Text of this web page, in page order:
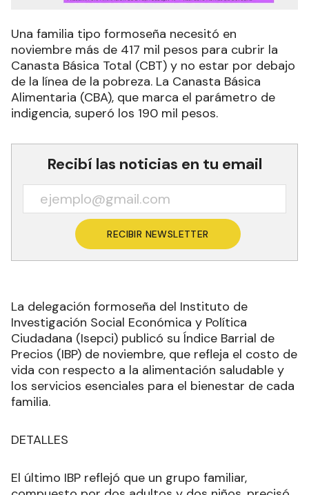
Una familia tipo formoseña necesitó en
noviembre más de 417 mil pesos para cubrir la
Canasta Básica Total (CBT) y no estar por debajo
de la línea de la pobreza. La Canasta Básica
Alimentaria (CBA), que marca el parámetro de
indigencia, superó los 190 mil pesos.
Recibí las noticias en tu email
RECIBIR NEWSLETTER
La delegación formoseña del Instituto de
Investigación Social Económica y Política
Ciudadana (Isepci) publicó su Índice Barrial de
Precios (IBP) de noviembre, que refleja el costo de
vida con respecto a la alimentación saludable y
los servicios esenciales para el bienestar de cada
familia.
DETALLES
El último IBP reflejó que un grupo familiar,